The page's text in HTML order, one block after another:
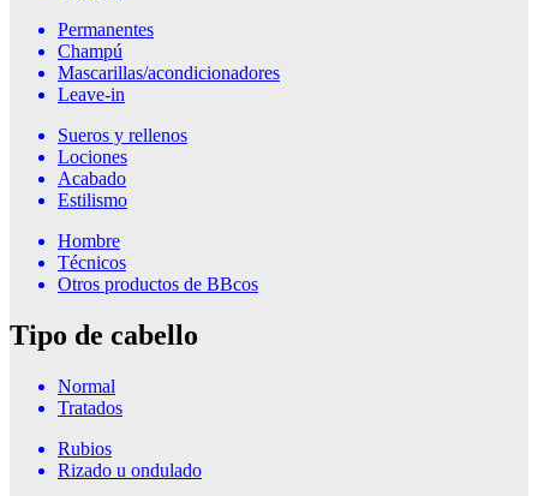
Permanentes
Champú
Mascarillas/acondicionadores
Leave-in
Sueros y rellenos
Lociones
Acabado
Estilismo
Hombre
Técnicos
Otros productos de BBcos
Tipo de cabello
Normal
Tratados
Rubios
Rizado u ondulado